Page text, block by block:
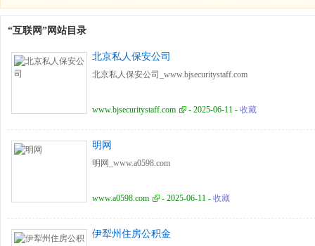
“互联网”网站目录
北京私人保安公司
北京私人保安公司_www.bjsecuritystaff.com
www.bjsecuritystaff.com - 2025-06-11 - 收藏
明网
明网_www.a0598.com
www.a0598.com - 2025-06-11 - 收藏
伊犁州住房公积金